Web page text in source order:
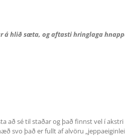
á hlið sæta, og aftasti hringlaga
að sé til staðar og það finnst vel í
svo það er fullt af alvöru